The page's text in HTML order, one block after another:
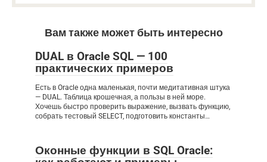
Вам также может быть интересно
DUAL в Oracle SQL — 100
практических примеров
Есть в Oracle одна маленькая, почти медитативная штука
— DUAL. Таблица крошечная, а пользы в ней море.
Хочешь быстро проверить выражение, вызвать функцию,
собрать тестовый SELECT, подготовить константы…
Оконные функции в SQL Oracle: